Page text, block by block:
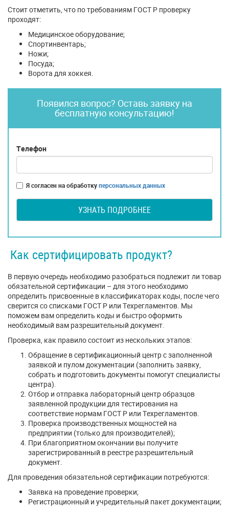
Стоит отметить, что по требованиям ГОСТ Р проверку
проходят:
Медицинское оборудование;
Спортинвентарь;
Ножи;
Посуда;
Ворота для хоккея.
Появился вопрос? Оставь заявку на
бесплатную консультацию!
Телефон
Я согласен на обработкуперсональных данных
УЗНАТЬ ПОДРОБНЕЕ
Как сертифицировать продукт?
В первую очередь необходимо разобраться подлежит ли товар
обязательной сертификации – для этого необходимо
определить присвоенные в классификаторах коды, после чего
сверится со списками ГОСТ Р или Техрегламентов. Мы
поможем вам определить коды и быстро оформить
необходимый вам разрешительный документ.
Проверка, как правило состоит из нескольких этапов:
Обращение в сертификационный центр с заполненной
заявкой и пулом документации (заполнить заявку,
собрать и подготовить документы помогут специалисты
центра).
Отбор и отправка лабораторный центр образцов
заявленной продукции для тестирования на
соответствие нормам ГОСТ Р или Техрегламентов.
Проверка производственных мощностей на
предприятии (только для производителей);
При благоприятном окончании вы получите
зарегистрированный в реестре разрешительный
документ.
Для проведения обязательной сертификации потребуются:
Заявка на проведение проверки;
Регистрационный и учредительный пакет документации;